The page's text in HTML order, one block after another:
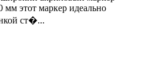
этот маркер идеально
ст�...